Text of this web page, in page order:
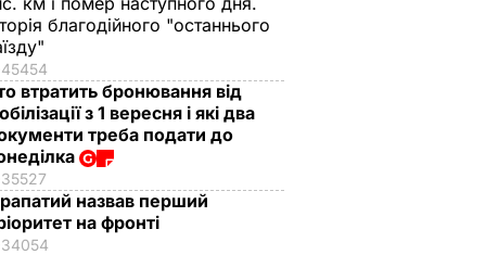
благодійного "останнього
45454
втратить бронювання від
з 1 вересня і які два
треба подати до
35527
назвав перший
на фронті
34054